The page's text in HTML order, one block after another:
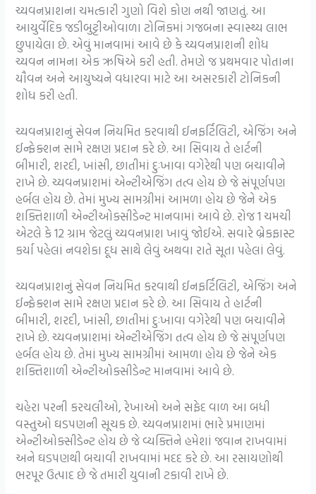
ચ્યવનપ્રાશના ચમત્કારી ગુણો વિશે કોણ નથી જાણતું. આ
આયુર્વેદિક જડીબુટ્ટીઓવાળા ટોનિકમાં ગજબના સ્વાસ્થ્ય લાભ
છુપાયેલા છે. એવું માનવામાં આવે છે કે ચ્યવનપ્રાશની શોધ
ચ્યવન નામના એક ઋષિએ કરી હતી. તેમણે જ પ્રથમવાર પોતાના
યૌવન અને આયુષ્યને વધારવા માટે આ અસરકારી ટોનિકની
શોધ કરી હતી.
ચ્યવનપ્રાશનું સેવન નિયમિત કરવાથી ઈનફર્ટિલિટી, એજિંગ અને
ઈન્ફેક્શન સામે રક્ષણ પ્રદાન કરે છે. આ સિવાય તે હાર્ટની
બીમારી, શરદી, ખાંસી, છાતીમાં દુઃખાવા વગેરેથી પણ બચાવીને
રાખે છે. ચ્યવનપ્રાશમાં એન્ટીએજિંગ તત્વ હોય છે જે સંપૂર્ણપણ
હર્બલ હોય છે. તેમાં મુખ્ય સામગ્રીમાં આમળા હોય છે જેને એક
શક્તિશાળી એન્ટીઓક્સીડેન્ટ માનવામાં આવે છે. રોજ 1 ચમચી
એટલે કે 12 ગ્રામ જેટલું ચ્યવનપ્રાશ ખાવું જોઈએ. સવારે બ્રેકફાસ્ટ
કર્યા પહેલાં નવશેકા દૂધ સાથે લેવું અથવા રાતે સૂતા પહેલાં લેવું.
ચ્યવનપ્રાશનું સેવન નિયમિત કરવાથી ઈનફર્ટિલિટી, એજિંગ અને
ઈન્ફેક્શન સામે રક્ષણ પ્રદાન કરે છે. આ સિવાય તે હાર્ટની
બીમારી, શરદી, ખાંસી, છાતીમાં દુઃખાવા વગેરેથી પણ બચાવીને
રાખે છે. ચ્યવનપ્રાશમાં એન્ટીએજિંગ તત્વ હોય છે જે સંપૂર્ણપણ
હર્બલ હોય છે. તેમાં મુખ્ય સામગ્રીમાં આમળા હોય છે જેને એક
શક્તિશાળી એન્ટીઓક્સીડેન્ટ માનવામાં આવે છે.
ચહેરા પરની કરચલીઓ, રેખાઓ અને સફેદ વાળ આ બધી
વસ્તુઓ ઘડપણની સૂચક છે. ચ્યવનપ્રાશમાં ભારે પ્રમાણમાં
એન્ટીઓક્સીડેન્ટ હોય છે જે વ્યક્તિને હમેશાં જવાન રાખવામાં
અને ઘડપણથી બચાવી રાખવામાં મદદ કરે છે. આ રસાયણોથી
ભરપૂર ઉત્પાદ છે જે તમારી યુવાની ટકાવી રાખે છે.